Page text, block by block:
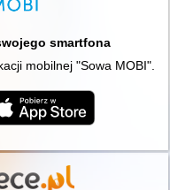
smartfona
mobilnej "Sowa MOBI".